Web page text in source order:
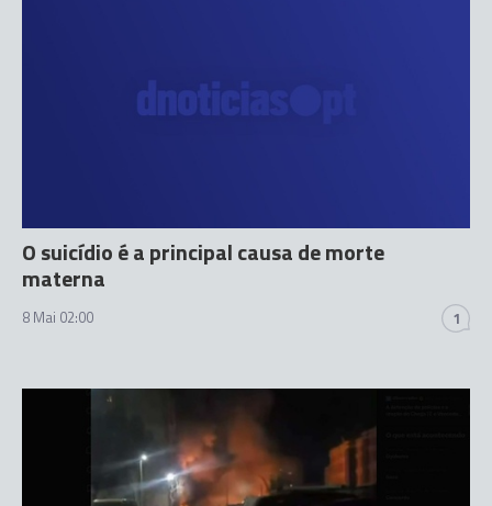
O suicídio é a principal causa de morte
materna
8 Mai 02:00 1